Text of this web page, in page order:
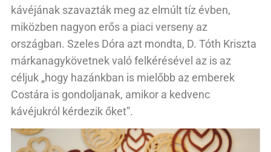
kávéjának szavazták meg az elmúlt tíz évben,
miközben nagyon erős a piaci verseny az
országban. Szeles Dóra azt mondta, D. Tóth Kriszta
márkanagykövetnek való felkérésével az is az
céljuk „hogy hazánkban is mielőbb az emberek
Costára is gondoljanak, amikor a kedvenc
kávéjukról kérdezik őket”.